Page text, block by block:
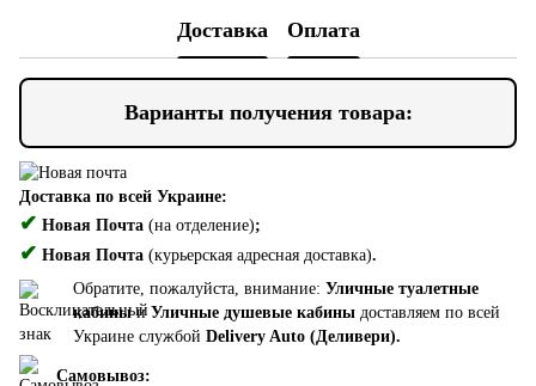
Доставка Оплата
Варианты получения товара:
Доставка по всей Украине:
✔ Новая Почта (на отделение);
✔ Новая Почта (курьерская адресная доставка).
Обратите, пожалуйста, внимание: Уличные туалетные
кабиныи Уличные душевые кабины доставляем по всей
Украине службой Delivery Auto (Деливери).
Самовывоз: